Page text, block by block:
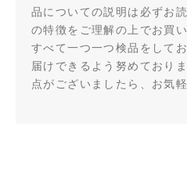
品についての説明は必ずお
の特徴をご理解の上でお買
すべて一つ一つ検品をして
届けできるよう努めており
点がございましたら、お気